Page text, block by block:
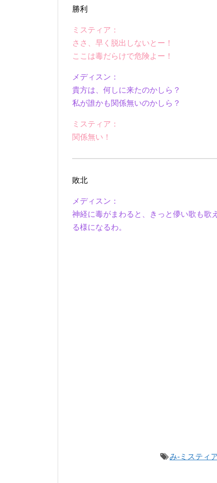
勝利
ミスティア：
ささ、早く脱出しないとー！
ここは毒だらけで危険よー！
メディスン：
貴方は、何しに来たのかしら？
私が誰かも関係無いのかしら？
ミスティア：
関係無い！
敗北
メディスン：
神経に毒がまわると、きっと儚い歌も歌
る様になるわ。
み-ミスティ